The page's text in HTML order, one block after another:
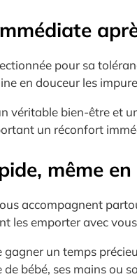
pour sa
en douceur les
véritable bien-être et
un réconfort
même
accompagnent
les emporter avec
un temps
bébé, ses mains ou